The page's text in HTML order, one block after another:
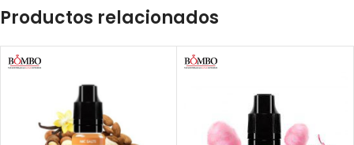
Productos relacionados